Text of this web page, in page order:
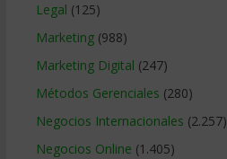
Legal (125)
Marketing(988)
Marketing Digital (247)
Métodos Gerenciales (280)
Negocios Internacionales (2.257)
Negocios Online (1.405)